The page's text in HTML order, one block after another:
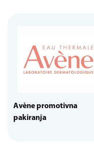
Avène promotivna
pakiranja